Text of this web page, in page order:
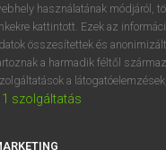
(átmeneti)
ige (átmenetileg)
időzik (vhol)
használatának módjáról,
kattintott. Ezek az
összesítettek és
a harmadik féltől
a
1 szolgáltatás
a s d f
í y x c